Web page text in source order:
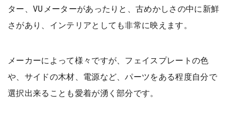
ター、VUメーターがあったりと、古めかしさの中に新鮮
さがあり、インテリアとしても非常に映えます。
メーカーによって様々ですが、フェイスプレートの色
や、サイドの木材、電源など、パーツをある程度自分で
選択出来ることも愛着が湧く部分です。